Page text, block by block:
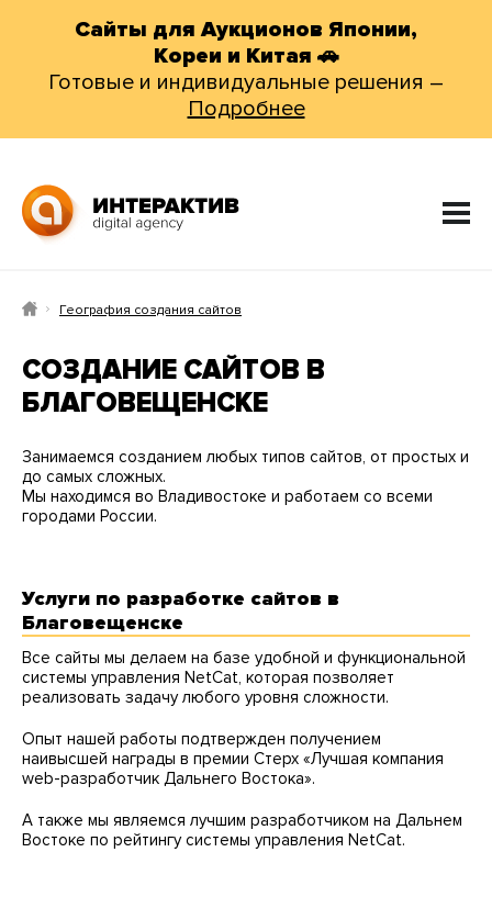
Сайты для Аукционов Японии,
Кореи и Китая 🚗
Готовые и индивидуальные решения –
Подробнее
География создания сайтов
СОЗДАНИЕ САЙТОВ В
БЛАГОВЕЩЕНСКЕ
Занимаемся созданием любых типов сайтов, от простых и
до самых сложных.
Мы находимся во Владивостоке и работаем со всеми
городами России.
Услуги по разработке сайтов в
Благовещенске
Все сайты мы делаем на базе удобной и функциональной
системы управления NetCat, которая позволяет
реализовать задачу любого уровня сложности.
Опыт нашей работы подтвержден получением
наивысшей награды в премии Стерх «Лучшая компания
web-разработчик Дальнего Востока».
А также мы являемся лучшим разработчиком на Дальнем
Востоке по рейтингу системы управления NetCat.